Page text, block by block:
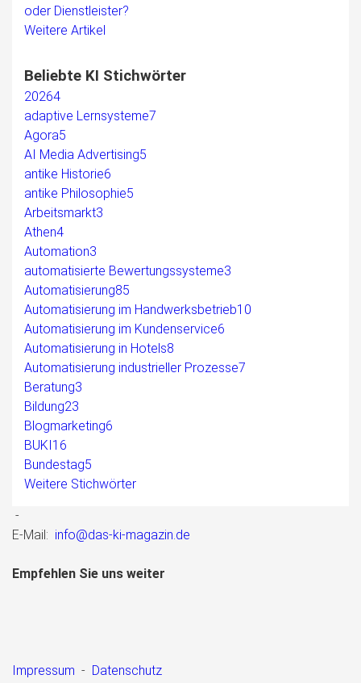
oder Dienstleister?
Weitere Artikel
Beliebte KI Stichwörter
20264
adaptive Lernsysteme7
Agora5
AI Media Advertising5
antike Historie6
antike Philosophie5
Arbeitsmarkt3
Athen4
Automation3
automatisierte Bewertungssysteme3
Automatisierung85
Automatisierung im Handwerksbetrieb10
Automatisierung im Kundenservice6
Automatisierung in Hotels8
Automatisierung industrieller Prozesse7
Beratung3
Bildung23
Blogmarketing6
BUKI16
Bundestag5
Weitere Stichwörter
-
E-Mail: info@das-ki-magazin.de
Empfehlen Sie uns weiter
Impressum - Datenschutz